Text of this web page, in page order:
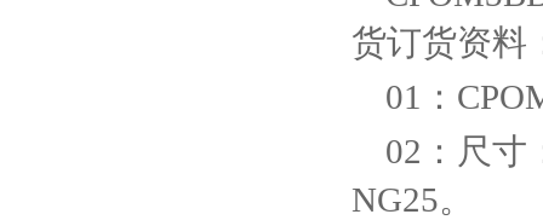
货订货资料
01：
02：尺寸
NG25。